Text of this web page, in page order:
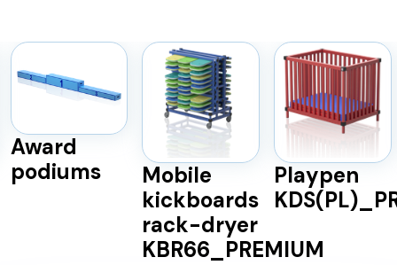
Award
podiums
Mobile
kickboards
rack-dryer
KBR66_PREMIUM
Playpen